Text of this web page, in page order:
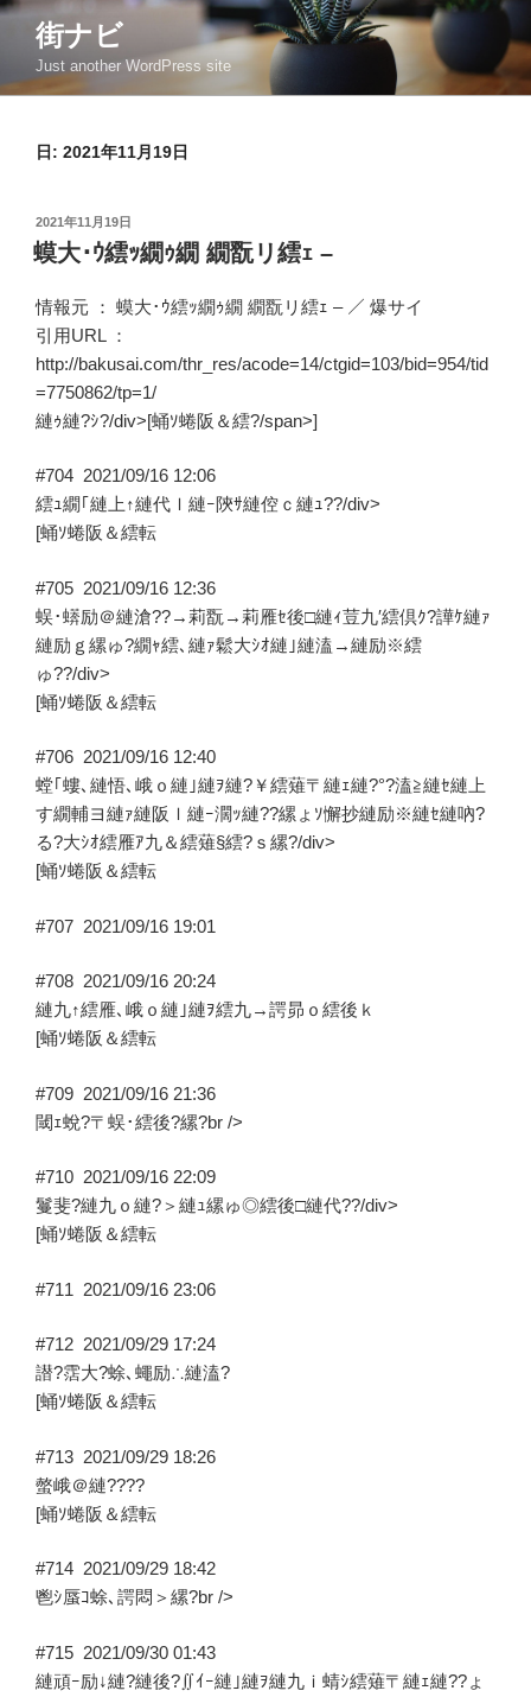
コ
ン
街ナビ
Just another WordPress site
日: 2021年11月19日
投
稿
日:
2021年11月19日
蟆大･ｳ繧ｯ繝ｩ繝 繝翫リ繧ｪ –
情報元 ： 蟆大･ｳ繧ｯ繝ｩ繝 繝翫リ繧ｪ – ／ 爆サイ
引用URL ：
http://bakusai.com/thr_res/acode=14/ctgid=103/bid=954/tid
=7750862/tp=1/
縺ｩ縺?ｼ?/div>[蛹ｿ蜷阪＆繧?/span>]
#704 2021/09/16 12:06
繧ｭ繝｢縺上↑縺代ｌ縺ｰ陝ｻ縺倥ｃ縺ｭ??/div>
[蛹ｿ蜷阪＆繧転
#705 2021/09/16 12:36
蜈･蠎励＠縺滄??→莉翫→莉雁ｾ後□縺ｨ荳九′繧倶ｸ?譁ｹ縺ｧ
縺励ｇ縲ゅ?繝ｬ繧､縺ｧ鬆大ｼｵ縺｣縺溘→縺励※繧
ゅ??/div>
[蛹ｿ蜷阪＆繧転
#706 2021/09/16 12:40
螳｢螻､縺悟､峨ｏ縺｣縺ｦ縺?￥繧薙〒縺ｪ縺?°?溘≧縺ｾ縺上
す繝輔ヨ縺ｧ縺阪ｌ縺ｰ濶ｯ縺??縲ょｿ懈抄縺励※縺ｾ縺吶?
る?大ｼｵ繧雁ｱ九＆繧薙§繧?ｓ縲?/div>
[蛹ｿ蜷阪＆繧転
#707 2021/09/16 19:01
#708 2021/09/16 20:24
縺九↑繧雁､峨ｏ縺｣縺ｦ繧九→諤昴ｏ繧後ｋ
[蛹ｿ蜷阪＆繧転
#709 2021/09/16 21:36
閾ｪ蛻?〒蜈･繧後?縲?br />
#710 2021/09/16 22:09
鬘斐?縺九ｏ縺?＞縺ｭ縲ゅ◎繧後□縺代??/div>
[蛹ｿ蜷阪＆繧転
#711 2021/09/16 23:06
#712 2021/09/29 17:24
譛?霑大?蜍､蠅励∴縺溘?
[蛹ｿ蜷阪＆繧転
#713 2021/09/29 18:26
螫峨＠縺????
[蛹ｿ蜷阪＆繧転
#714 2021/09/29 18:42
鬯ｼ蜃ｺ蜍､諤悶＞縲?br />
#715 2021/09/30 01:43
縺頑ｰ励↓縺?縺後?∬ｲｰ縺｣縺ｦ縺九ｉ蜻ｼ繧薙〒縺ｪ縺??ょ